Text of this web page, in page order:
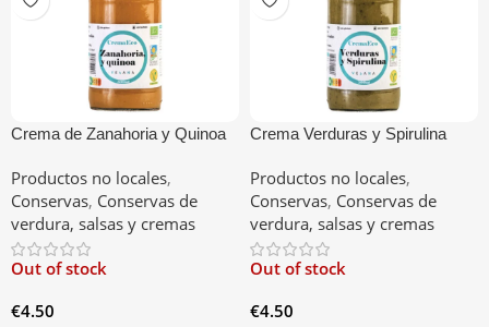
Crema de Zanahoria y Quinoa
Productos no locales,
Conservas, Conservas de
verdura, salsas y cremas
Out of stock
€4.50
Crema Verduras y Spirulina
Productos no locales,
Conservas, Conservas de
verdura, salsas y cremas
Out of stock
€4.50